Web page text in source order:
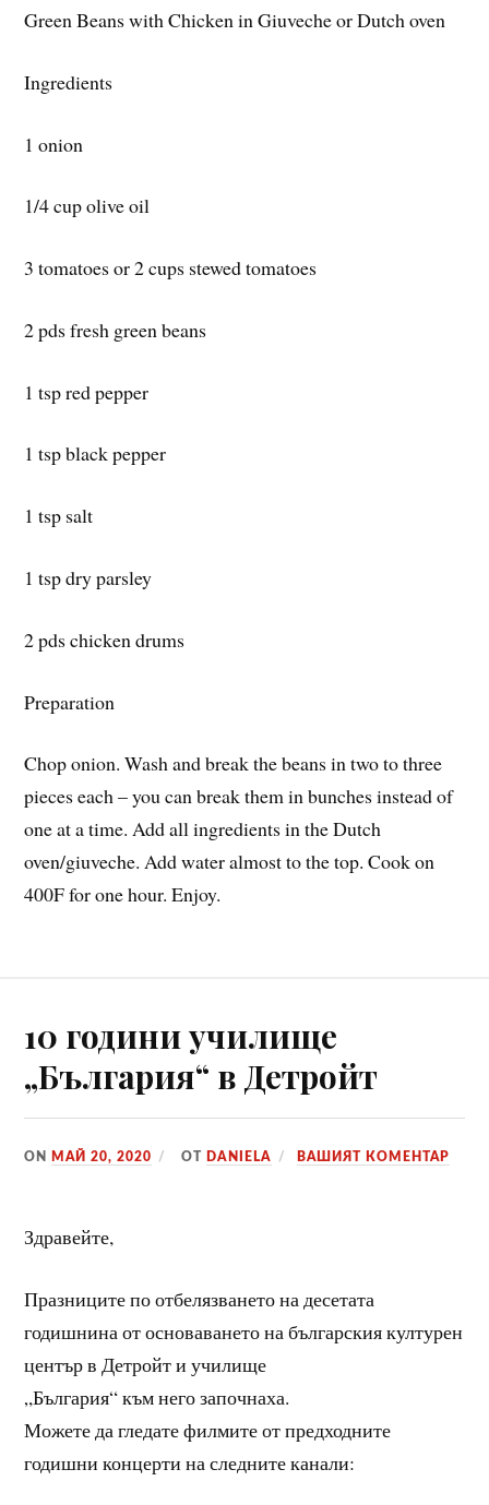
Green Beans with Chicken in Giuveche or Dutch oven
Ingredients
1 onion
1/4 cup olive oil
3 tomatoes or 2 cups stewed tomatoes
2 pds fresh green beans
1 tsp red pepper
1 tsp black pepper
1 tsp salt
1 tsp dry parsley
2 pds chicken drums
Preparation
Chop onion. Wash and break the beans in two to three
pieces each – you can break them in bunches instead of
one at a time. Add all ingredients in the Dutch
oven/giuveche. Add water almost to the top. Cook on
400F for one hour. Enjoy.
10 години училище
„България“ в Детройт
ON МАЙ 20, 2020 ОТ DANIELA ВАШИЯТ КОМЕНТАР
Здравейте,
Празниците по отбелязването на десетата
годишнина от основаването на българския културен
център в Детройт и училище
„България“ към него започнаха.
Можете да гледате филмите от предходните
годишни концерти на следните канали: